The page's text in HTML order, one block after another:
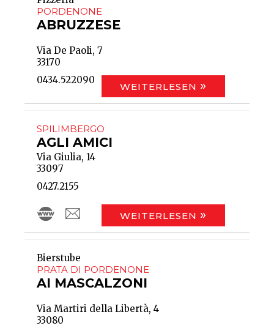
PORDENONE
ABRUZZESE
Via De Paoli, 7
33170
0434.522090
WEITERLESEN
SPILIMBERGO
AGLI AMICI
Via Giulia, 14
33097
0427.2155
WEITERLESEN
Bierstube
PRATA DI PORDENONE
AI MASCALZONI
Via Martiri della Libertà, 4
33080